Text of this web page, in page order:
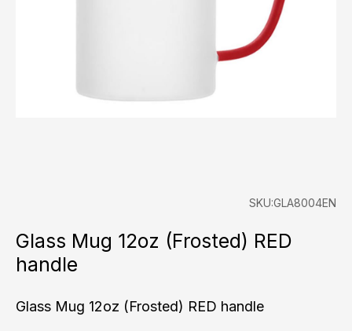
SKU:GLA8004EN
Glass Mug 12oz (Frosted) RED
handle
Glass Mug 12oz (Frosted) RED handle